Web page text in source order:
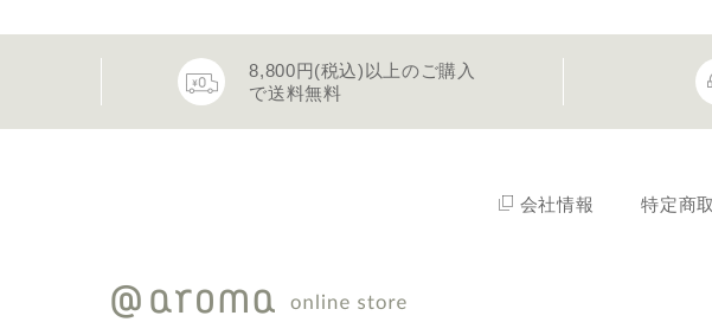
8,800円(税込)以上のご購入
で送料無料
会社情報 特定商